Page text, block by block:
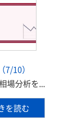
10）
場分析を...
を読む